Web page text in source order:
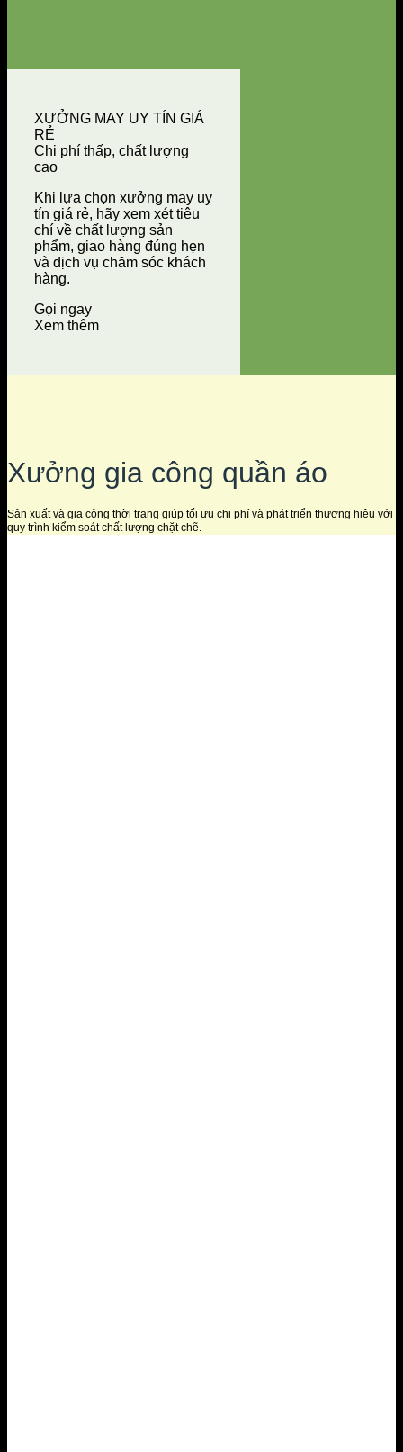
XƯỞNG MAY UY TÍN GIÁ
RẺ
Chi phí thấp, chất lượng
cao
Khi lựa chọn xưởng may uy
tín giá rẻ, hãy xem xét tiêu
chí về chất lượng sản
phẩm, giao hàng đúng hẹn
và dịch vụ chăm sóc khách
hàng.
Gọi ngay
Xem thêm
Xưởng gia công quần áo
Sản xuất và gia công thời trang giúp tối ưu chi phí và phát triển thương hiệu với
quy trình kiểm soát chất lượng chặt chẽ.